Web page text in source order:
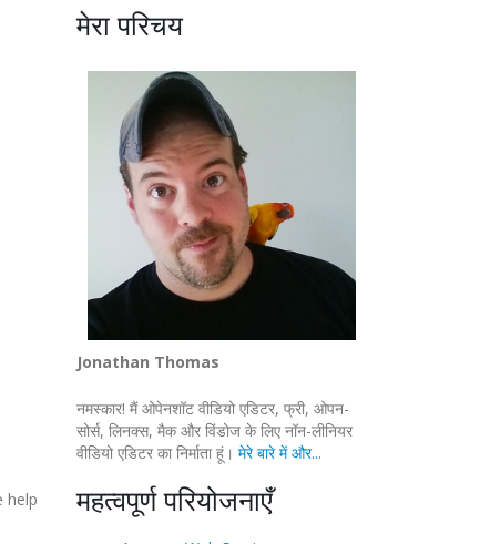
help
मेरा परिचय
Jonathan Thomas
नमस्कार! मैं ओपेनशॉट वीडियो एडिटर, फ्री, ओपन-
सोर्स, लिनक्स, मैक और विंडोज के लिए नॉन-लीनियर
वीडियो एडिटर का निर्माता हूं। मेरे बारे में और...
महत्वपूर्ण परियोजनाएँ